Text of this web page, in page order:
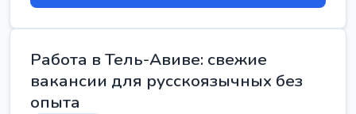
Работа в Тель-Авиве: свежие
вакансии для русскоязычных без
опыта